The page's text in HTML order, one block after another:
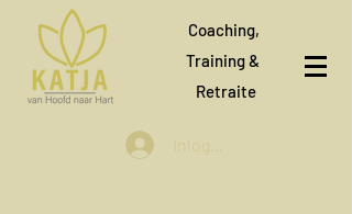
Coaching,
Training &
Retraite
Inloggen